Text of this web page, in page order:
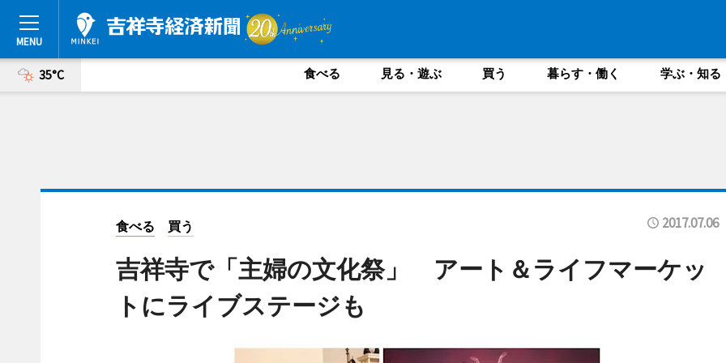
35°C 食べる 見る・遊ぶ 買う 暮らす・働く 学ぶ・知る
食べる 買う 2017.07.06
吉祥寺で「主婦の文化祭」 アート＆ライフマーケッ
トにライブステージも